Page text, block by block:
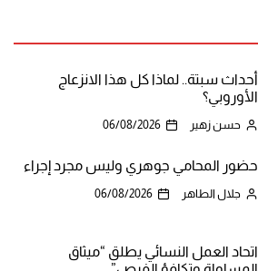
أحداث سبتة.. لماذا كل هذا الانزعاج
الأوروبي؟
حسن زهير 06/08/2026
حضور المحامي جوهري وليس مجرد إجراء
جلال الطاهر 06/08/2026
اتحاد العمل النسائي يطلق “ميثاق